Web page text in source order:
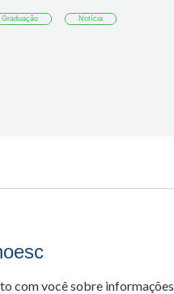
Graduação Notícia
com você sobre informações